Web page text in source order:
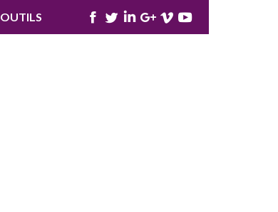
OUTILS
Facebook
TwitterLinkedIn
Google+
VimeoYouTube